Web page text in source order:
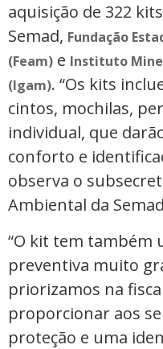
aquisição de 322
Semad, Fundação
(Feam) e Instituto
(Igam). “Os kits
cintos, mochilas,
individual, que
conforto e
observa o
Ambiental da
“O kit tem também
preventiva muito
priorizamos na
proporcionar aos
proteção e uma